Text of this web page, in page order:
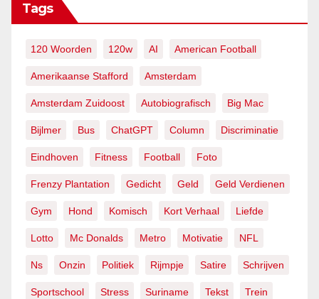
Tags
120 Woorden 120w AI American Football
Amerikaanse Stafford Amsterdam
Amsterdam Zuidoost Autobiografisch Big Mac
Bijlmer Bus ChatGPT Column Discriminatie
Eindhoven Fitness Football Foto
Frenzy Plantation Gedicht Geld Geld Verdienen
Gym Hond Komisch Kort Verhaal Liefde
Lotto Mc Donalds Metro Motivatie NFL
Ns Onzin Politiek Rijmpje Satire Schrijven
Sportschool Stress Suriname Tekst Trein